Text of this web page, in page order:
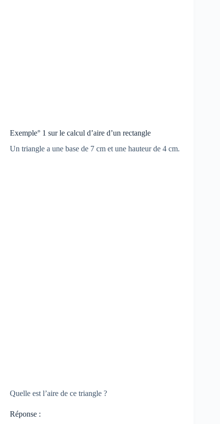
Exemple° 1 sur le calcul d’aire d’un rectangle
Un triangle a une base de 7 cm et une hauteur de 4 cm.
Quelle est l’aire de ce triangle ?
Réponse :